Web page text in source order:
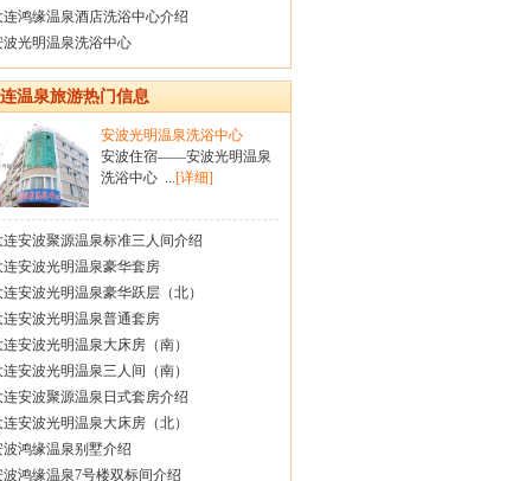
连鸿缘温泉酒店洗浴中心介绍
波光明温泉洗浴中心
温泉旅游热门信息
安波光明温泉洗浴中心
安波住宿——安波光明温泉
洗浴中心 ...[详细]
连安波聚源温泉标准三人间介绍
连安波光明温泉豪华套房
连安波光明温泉豪华跃层（北）
连安波光明温泉普通套房
连安波光明温泉大床房（南）
连安波光明温泉三人间（南）
连安波聚源温泉日式套房介绍
连安波光明温泉大床房（北）
波鸿缘温泉别墅介绍
波鸿缘温泉7号楼双标间介绍